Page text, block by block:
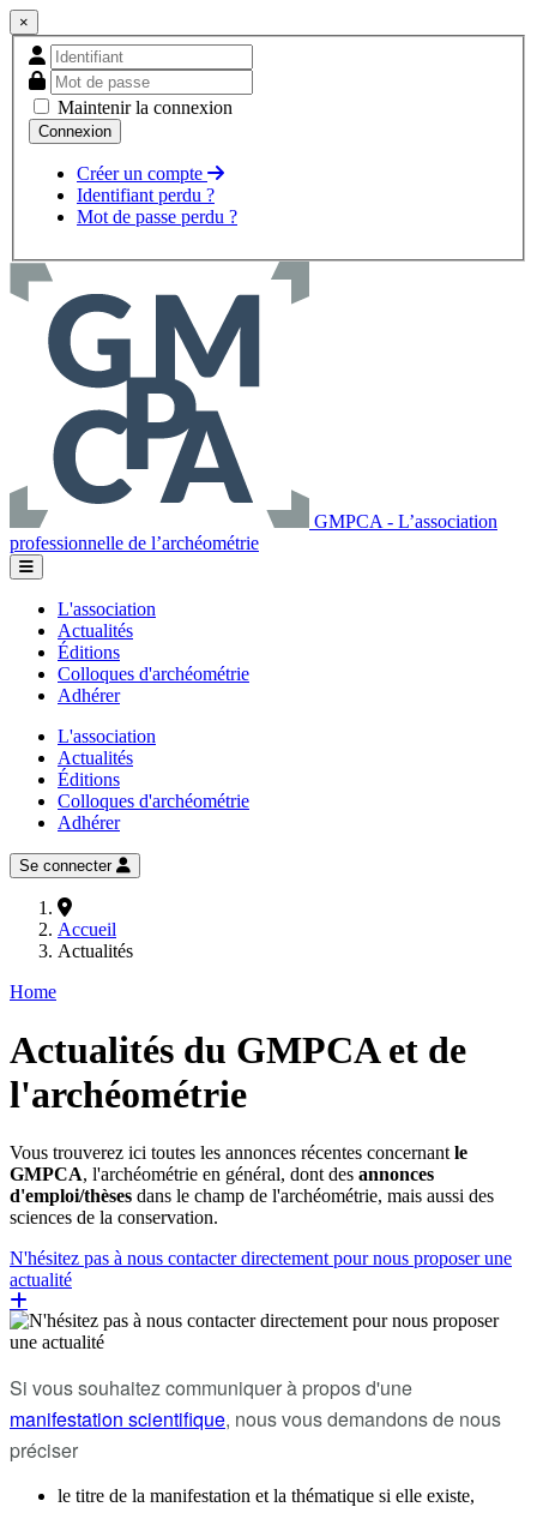
×
Maintenir la connexion
Créer un compte
Identifiant perdu ?
Mot de passe perdu ?
GMPCA - L’association
professionnelle de l’archéométrie
L'association
Actualités
Éditions
Colloques d'archéométrie
Adhérer
L'association
Actualités
Éditions
Colloques d'archéométrie
Adhérer
Se connecter
Accueil
Actualités
Home
Actualités du GMPCA et de
l'archéométrie
Vous trouverez ici toutes les annonces récentes concernantle
GMPCA, l'archéométrie en général, dont des annonces
d'emploi/thèses dans le champ de l'archéométrie, mais aussi des
sciences de la conservation.
N'hésitez pas à nous contacter directement pour nous proposer une
actualité
Si vous souhaitez communiquer à propos d'une
manifestation scientifique, nous vous demandons de nous
préciser
le titre de la manifestation et la thématique si elle existe,